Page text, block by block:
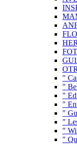
"
"
"
"
"
"
"
"